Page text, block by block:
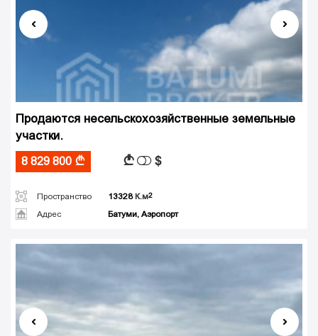
Продаются несельскохозяйственные земельные
участки.
8 829 800 A A $
Пространство 13328 К.м
Адрес
Батуми, Аэропорт